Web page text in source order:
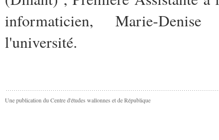
informaticien, Marie-
l'université.
Une publication du Centre d'études wallonnes et de République